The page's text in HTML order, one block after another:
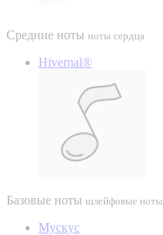
Средние ноты ноты сердца
Hivernal®
Базовые ноты шлейфовые ноты
Мускус